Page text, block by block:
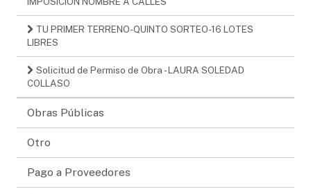
TU PRIMER TERRENO-QUINTO SORTEO-16 LOTES
LIBRES
Solicitud de Permiso de Obra - LAURA SOLEDAD
COLLASO
Obras Públicas
Otro
Pago a Proveedores